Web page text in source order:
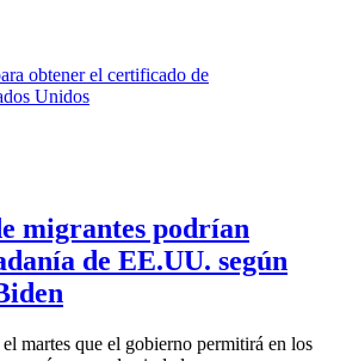
migrantes podrían
de EE.UU. según
martes que el gobierno permitirá en los